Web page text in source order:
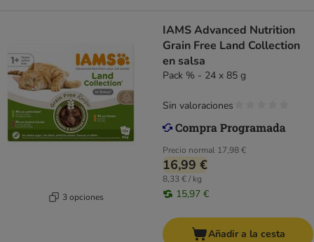
3 opciones
IAMS Advanced Nutrition
Grain Free Land Collection
en salsa
Pack % - 24 x 85 g
Precio normal 17,98 €
16,99 €
8,33 € / kg
15,97 €
Sin valoraciones
Añadir a la cesta